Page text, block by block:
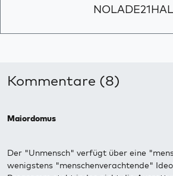
NOLADE21HAL
Kommentare (8)
Maiordomus
Der "Unmensch" verfügt über eine
wenigstens "menschenverachtende"